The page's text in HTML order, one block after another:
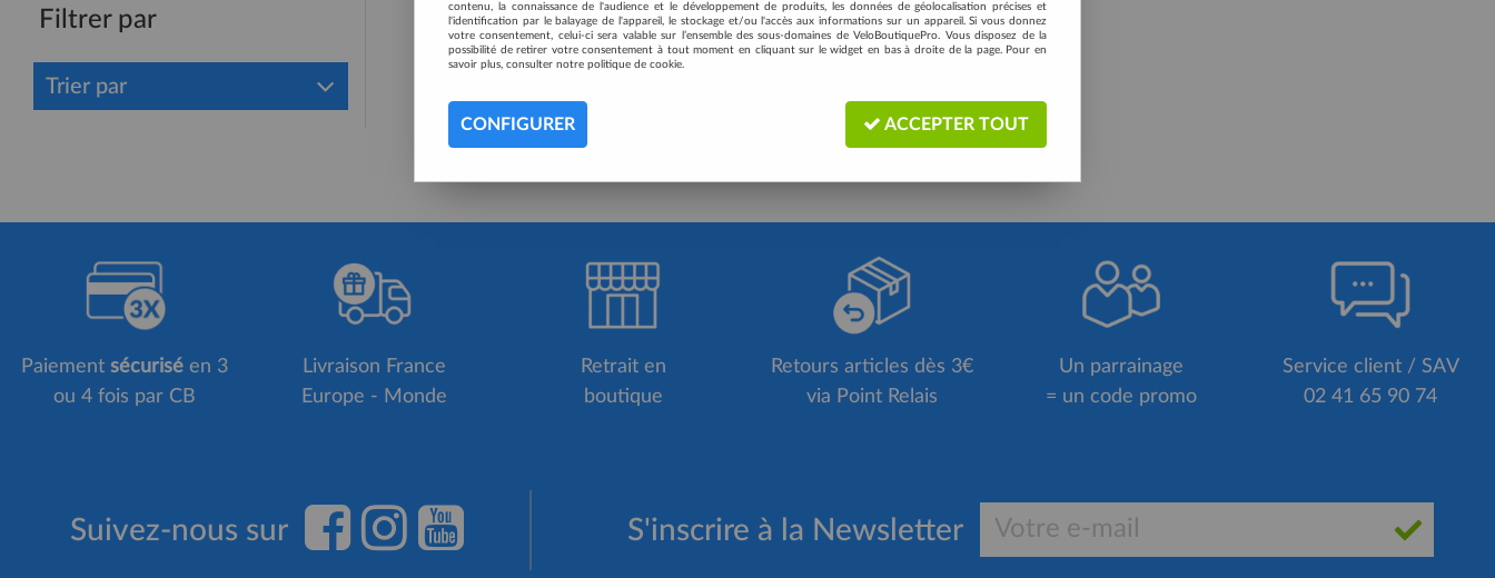
Filtrer par
Trier par
Aucune correspondance trouvée
Paiement sécurisé en 3
ou 4 fois par CB
Livraison France
Europe - Monde
Retrait en
boutique
Retours articles dès 3€
via Point Relais
Un parrainage
= un code promo
Service client / SAV
02 41 65 90 74
Suivez-nous sur S'inscrire à la Newsletter
contenu, la connaissance de l'audience et le développement de produits, les données de géolocalisation précises et
l'identification par le balayage de l'appareil, le stockage et/ou l'accès aux informations sur un appareil. Si vous donnez
votre consentement, celui-ci sera valable sur l’ensemble des sous-domaines de VeloBoutiquePro. Vous disposez de la
possibilité de retirer votre consentement à tout moment en cliquant sur le widget en bas à droite de la page. Pour en
savoir plus, consulter notre politique de cookie.
CONFIGURER ACCEPTER TOUT